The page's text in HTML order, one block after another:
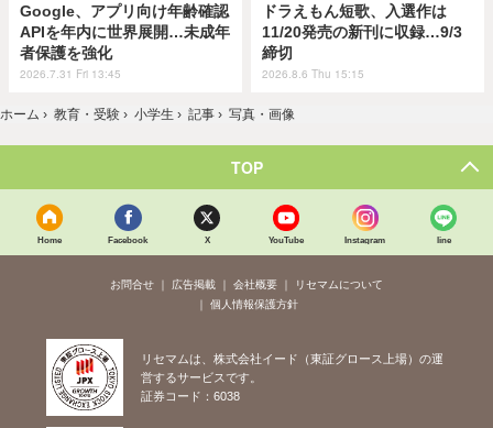
Google、アプリ向け年齢確認
APIを年内に世界展開…未成年
者保護を強化
2026.7.31 Fri 13:45
ドラえもん短歌、入選作は
11/20発売の新刊に収録…9/3
締切
2026.8.6 Thu 15:15
ホーム › 教育・受験 › 小学生 › 記事 › 写真・画像
TOP
Home Facebook X YouTube Instagram line
お問合せ 広告掲載 会社概要
リセマムについて
個人情報保護方針
リセマムは、株式会社イード（東証グロース上場）の運
営するサービスです。
証券コード：6038